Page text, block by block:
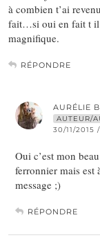
à combien t’ai
fait…si oui en fait t il
magnifique.
RÉPONDRE
AURÉLIE
AUTEUR/
30/11/2015
Oui c’est mon
ferronnier mais est
message ;)
RÉPONDRE